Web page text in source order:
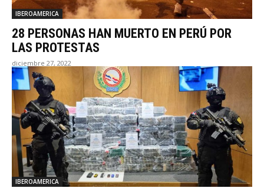
IBEROAMERICA
28 PERSONAS HAN MUERTO EN PERÚ POR
LAS PROTESTAS
diciembre 27, 2022
IBEROAMERICA